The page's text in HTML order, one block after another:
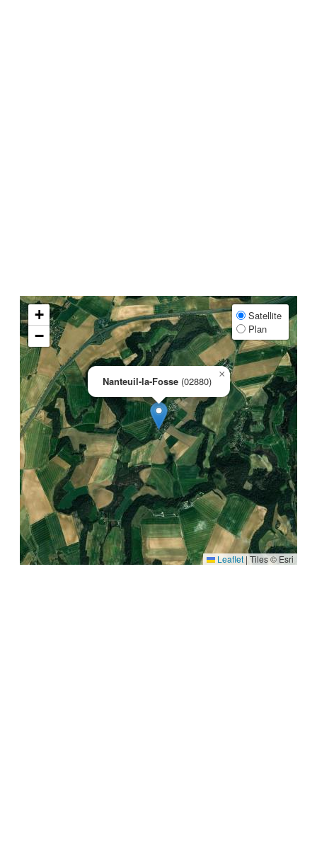
Nanteuil-la-Fosse (02880)
×
+
−
Satellite
Plan
Leaflet |Tiles © Esri